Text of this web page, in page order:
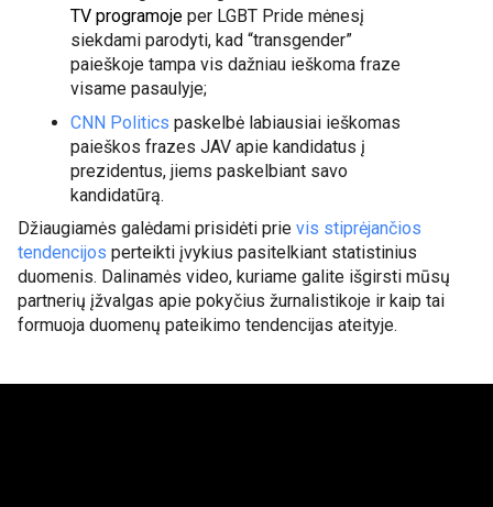
TV programoje per LGBT Pride mėnesį
siekdami parodyti, kad “transgender”
paieškoje tampa vis dažniau ieškoma fraze
visame pasaulyje;
CNN Politics paskelbė labiausiai ieškomas
paieškos frazes JAV apie kandidatus į
prezidentus, jiems paskelbiant savo
kandidatūrą.
Džiaugiamės galėdami prisidėti prie vis stiprėjančios
tendencijos perteikti įvykius pasitelkiant statistinius
duomenis. Dalinamės video, kuriame galite išgirsti mūsų
partnerių įžvalgas apie pokyčius žurnalistikoje ir kaip tai
formuoja duomenų pateikimo tendencijas ateityje.